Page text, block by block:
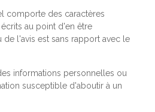
comporte des caractères
au point d'en être
l'avis est sans rapport avec le
informations personnelles ou
susceptible d'aboutir à un